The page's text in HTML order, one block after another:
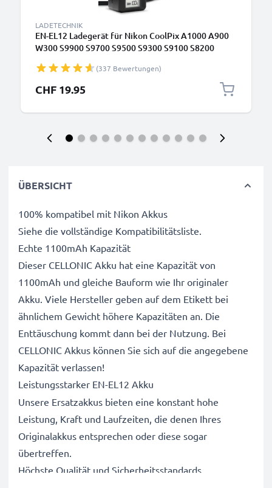
LADETECHNIK
EN-EL12 Ladegerät für Nikon CoolPix A1000 A900
W300 S9900 S9700 S9500 S9300 S9100 S8200
(337 Bewertungen)
CHF 19.95
ÜBERSICHT
100% kompatibel mit Nikon Akkus
Siehe die vollständige Kompatibilitätsliste.
Echte 1100mAh Kapazität
Dieser CELLONIC Akku hat eine Kapazität von
1100mAh und gleiche Bauform wie Ihr originaler
Akku. Viele Hersteller geben auf dem Etikett bei
ähnlichem Gewicht höhere Kapazitäten an. Die
Enttäuschung kommt dann bei der Nutzung. Bei
CELLONIC Akkus können Sie sich auf die angegebene
Kapazität verlassen!
Leistungsstarker EN-EL12 Akku
Unsere Ersatzakkus bieten eine konstant hohe
Leistung, Kraft und Laufzeiten, die denen Ihres
Originalakkus entsprechen oder diese sogar
übertreffen.
Höchste Qualität und Sicherheitsstandards